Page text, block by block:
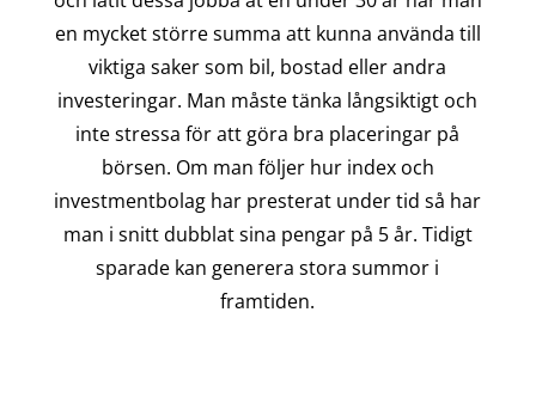
en mycket större summa att kunna använda till
viktiga saker som bil, bostad eller andra
investeringar. Man måste tänka långsiktigt och
inte stressa för att göra bra placeringar på
börsen. Om man följer hur index och
investmentbolag har presterat under tid så har
man i snitt dubblat sina pengar på 5 år. Tidigt
sparade kan generera stora summor i
framtiden.